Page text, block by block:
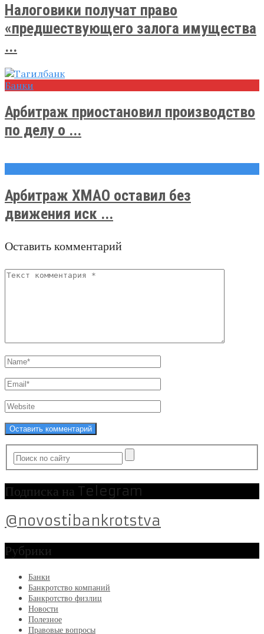
Налоговики получат право
«предшествующего залога имущества
...
Банки
Арбитраж приостановил производство
по делу о ...
Арбитраж ХМАО оставил без
движения иск ...
Оставить комментарий
Подписка на Telegram
@novostibankrotstva
Рубрики
Банки
Банкротство компаний
Банкротство физлиц
Новости
Полезное
Правовые вопросы